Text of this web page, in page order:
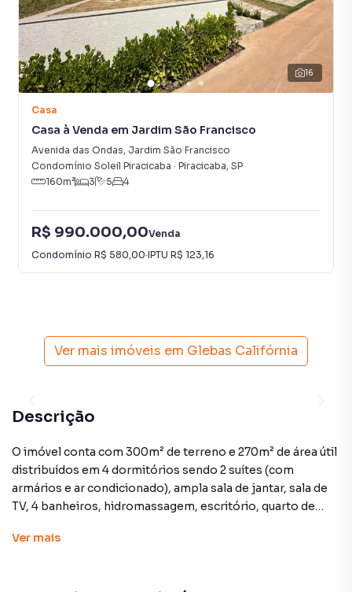
16
Casa
Casa à Venda em Jardim São Francisco
Avenida das Ondas, Jardim São Francisco
Condomínio Soleil Piracicaba · Piracicaba, SP
160m² 3 5 4
R$ 990.000,00Venda
Condomínio R$ 580,00·IPTU R$ 123,16
Ver mais imóveis em Glebas Califórnia
Descrição
O imóvel conta com 300m² de terreno e 270m² de área útil
distribuídos em 4 dormitórios sendo 2 suítes (com
armários e ar condicionado), ampla sala de jantar, sala de
TV, 4 banheiros, hidromassagem, escritório, quarto de
2 vagas de garagem coberta e 2 descoberta. Imóvel está
Ver mais